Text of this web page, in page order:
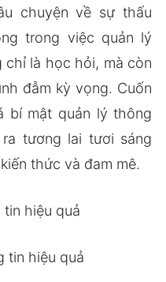
chuyện về sự thấu
trong việc quản lý
là học hỏi, mà còn
đẫm kỳ vọng. Cuốn
bí mật quản lý thông
tương lai tươi sáng
thức và đam mê.
tin hiệu quả
tin hiệu quả